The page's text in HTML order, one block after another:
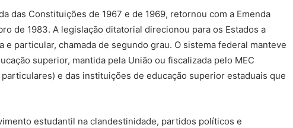
das Constituições de 1967 e de 1969, retornou com a Emenda
de 1983. A legislação ditatorial direcionou para os Estados a
e particular, chamada de segundo grau. O sistema federal manteve
superior, mantida pela União ou fiscalizada pelo MEC
e das instituições de educação superior estaduais que
estudantil na clandestinidade, partidos políticos e